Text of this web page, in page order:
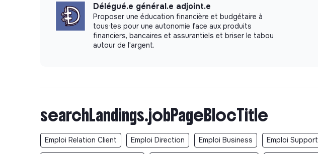
Délégué.e général.e adjoint.e
Proposer une éducation financière et budgétaire à
tous·tes pour une autonomie face aux produits
financiers, bancaires et assurantiels et briser le tabou
autour de l'argent.
searchLandings.jobPageBlocTitle
Emploi Relation Client Emploi Direction Emploi Business Emploi